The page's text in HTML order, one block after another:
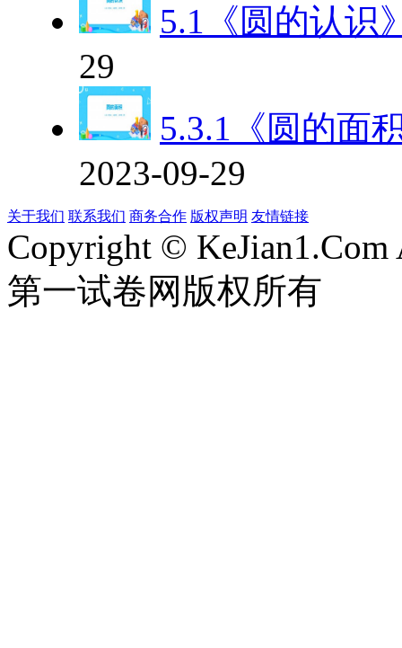
5.1《圆的认识
29
5.3.1《圆的面
2023-09-29
关于我们 联系我们 商务合作 版权声明 友情链接
Copyright © KeJian1.Com
第一试卷网版权所有